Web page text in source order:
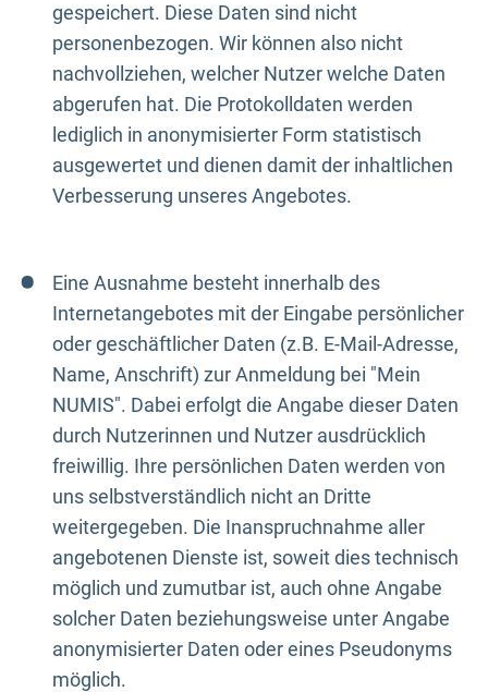
gespeichert. Diese Daten sind nicht
personenbezogen. Wir können also nicht
nachvollziehen, welcher Nutzer welche Daten
abgerufen hat. Die Protokolldaten werden
lediglich in anonymisierter Form statistisch
ausgewertet und dienen damit der inhaltlichen
Verbesserung unseres Angebotes.
Eine Ausnahme besteht innerhalb des
Internetangebotes mit der Eingabe persönlicher
oder geschäftlicher Daten (z.B. E-Mail-Adresse,
Name, Anschrift) zur Anmeldung bei "Mein
NUMIS". Dabei erfolgt die Angabe dieser Daten
durch Nutzerinnen und Nutzer ausdrücklich
freiwillig. Ihre persönlichen Daten werden von
uns selbstverständlich nicht an Dritte
weitergegeben. Die Inanspruchnahme aller
angebotenen Dienste ist, soweit dies technisch
möglich und zumutbar ist, auch ohne Angabe
solcher Daten beziehungsweise unter Angabe
anonymisierter Daten oder eines Pseudonyms
möglich.